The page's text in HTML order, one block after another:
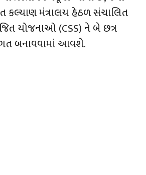
મંત્રાલય હેઠળ સંચાલિત
યોજનાઓ (CSS) ને બે છત્ર
બનાવવામાં આવશે.